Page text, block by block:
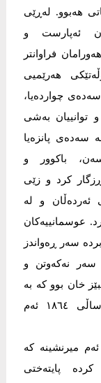
ساڵ دەسەڵاتی ھەبوو. لەڕێی
ئەپارست و
فراوانتر
ھەرێمیی
چواردەیا،
توانییان بەشی
سەدەی پانزەیا
باکوور و
کرد و زێی
ئەردەڵان و لە
عوسمانییەکان
بردە سەر ڕەواندز
سەر نەکەوتن و
خان بوو کە بە
دەستی عوسمانییەکان لە ناوبرا و لە ساڵی ١٨٦٤ ئەم
میرنشینه‌ كه‌
پایته‌ختى